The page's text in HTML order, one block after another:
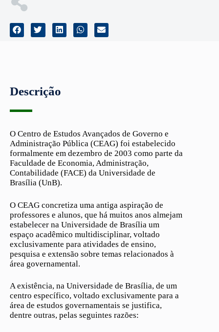
Descrição
O Centro de Estudos Avançados de Governo e
Administração Pública (CEAG) foi estabelecido
formalmente em dezembro de 2003 como parte da
Faculdade de Economia, Administração,
Contabilidade (FACE) da Universidade de
Brasília (UnB).
O CEAG concretiza uma antiga aspiração de
professores e alunos, que há muitos anos almejam
estabelecer na Universidade de Brasília um
espaço acadêmico multidisciplinar, voltado
exclusivamente para atividades de ensino,
pesquisa e extensão sobre temas relacionados à
área governamental.
A existência, na Universidade de Brasília, de um
centro específico, voltado exclusivamente para a
área de estudos governamentais se justifica,
dentre outras, pelas seguintes razões: